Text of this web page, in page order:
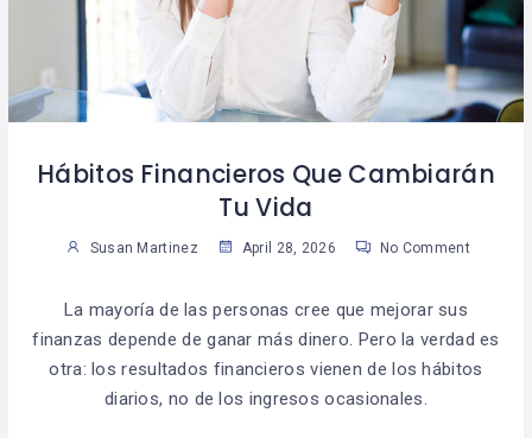
Hábitos Financieros Que Cambiarán
Tu Vida
Susan Martinez April 28, 2026 No Comment
La mayoría de las personas cree que mejorar sus
finanzas depende de ganar más dinero. Pero la verdad es
otra: los resultados financieros vienen de los hábitos
diarios, no de los ingresos ocasionales.